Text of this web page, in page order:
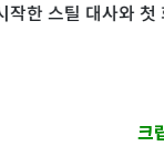
대사와 첫 회동…
크